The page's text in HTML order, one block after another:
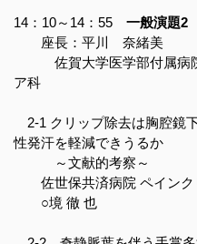
14：10～14：55 一般演題2
座長：平川 奈緒美
佐賀大学医学部付属病
ア科
2-1 クリップ除去は胸腔鏡
性発汗を軽減できうるか
～文献的考察～
佐世保共済病院 ペインク
○境 徹 也